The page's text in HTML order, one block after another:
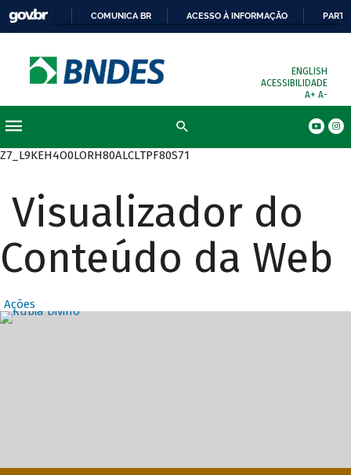
COMUNICA BR ACESSO À INFORMAÇÃO
ENGLISH
ACESSIBILIDADE
A+ A-
Z7_L9KEH4O0LORH80ALCLTPF80S71
Visualizador do
Conteúdo da Web
Ações
Destaques